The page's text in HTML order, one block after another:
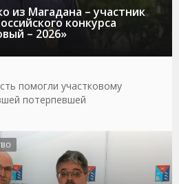
из Магадана – участник
конкурса
– 2026»
помогли участковому
потерпевшей